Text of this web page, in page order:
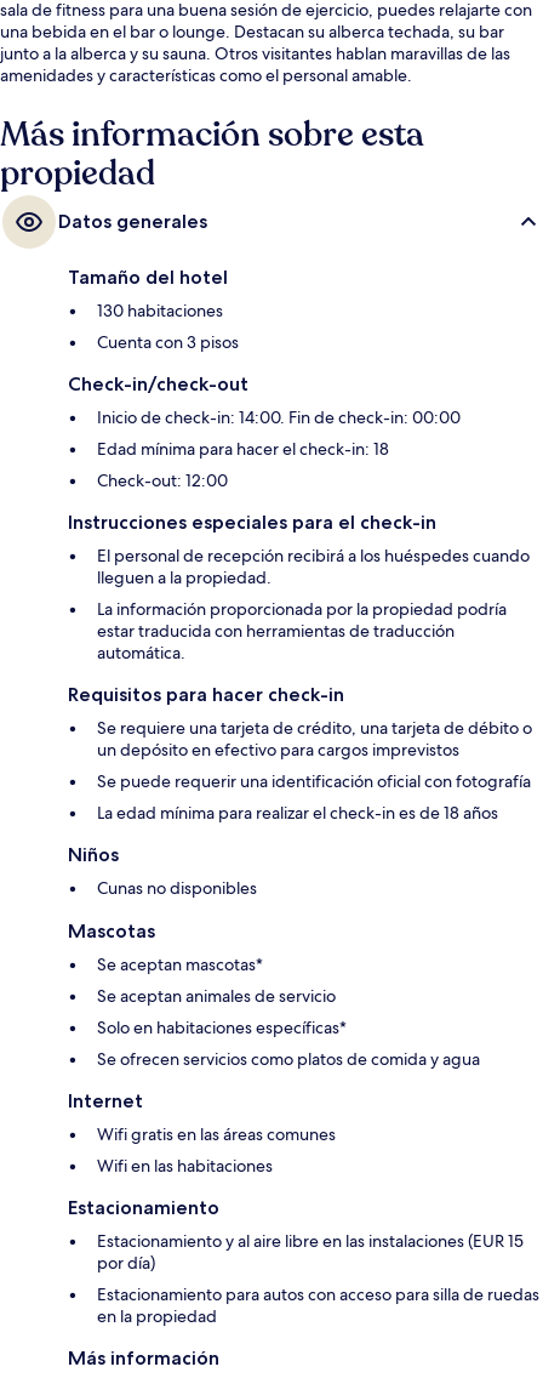
sala de fitness para una buena sesión de ejercicio, puedes relajarte con
una bebida en el bar o lounge. Destacan su alberca techada, su bar
junto a la alberca y su sauna. Otros visitantes hablan maravillas de las
amenidades y características como el personal amable.
Más información sobre esta
propiedad
Datos generales
Tamaño del hotel
130 habitaciones
Cuenta con 3 pisos
Check-in/check-out
Inicio de check-in: 14:00. Fin de check-in: 00:00
Edad mínima para hacer el check-in: 18
Check-out: 12:00
Instrucciones especiales para el check-in
El personal de recepción recibirá a los huéspedes cuando
lleguen a la propiedad.
La información proporcionada por la propiedad podría
estar traducida con herramientas de traducción
automática.
Requisitos para hacer check-in
Se requiere una tarjeta de crédito, una tarjeta de débito o
un depósito en efectivo para cargos imprevistos
Se puede requerir una identificación oficial con fotografía
La edad mínima para realizar el check-in es de 18 años
Niños
Cunas no disponibles
Mascotas
Se aceptan mascotas*
Se aceptan animales de servicio
Solo en habitaciones específicas*
Se ofrecen servicios como platos de comida y agua
Internet
Wifi gratis en las áreas comunes
Wifi en las habitaciones
Estacionamiento
Estacionamiento y al aire libre en las instalaciones (EUR 15
por día)
Estacionamiento para autos con acceso para silla de ruedas
en la propiedad
Más información